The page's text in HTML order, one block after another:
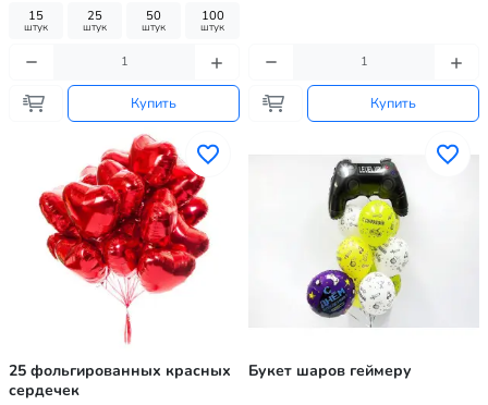
15
штук
25
штук
50
штук
100
штук
Купить Купить
25 фольгированных красных
сердечек
Букет шаров геймеру